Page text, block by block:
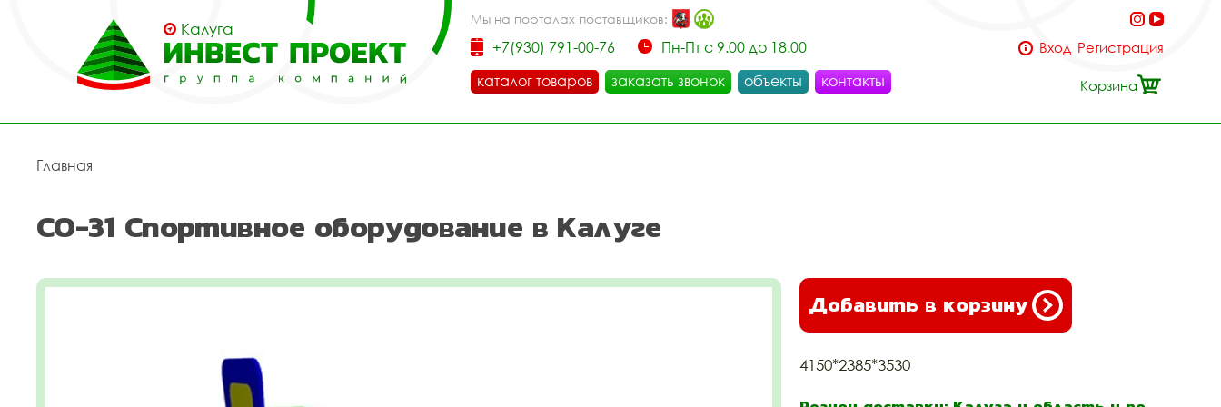
Калуга
Мы на порталах поставщиков:
+7(930) 791-00-76
Пн-Пт с 9.00 до 18.00
каталог товаров
заказать звонок объекты контакты
Вход Регистрация
Корзина
Главная
СО-31 Спортивное оборудование в Калуге
Добавить в корзину
4150*2385*3530